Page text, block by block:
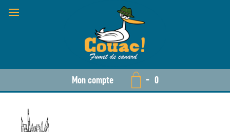
Mon compte - 0